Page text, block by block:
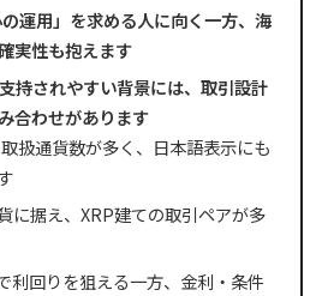
運用」を求める人に向く一方、海
実性も抱えます
持されやすい背景には、取引設計
合わせがあります
扱通貨数が多く、日本語表示にも
に据え、XRP建ての取引ペアが多
利回りを狙える一方、金利・条件